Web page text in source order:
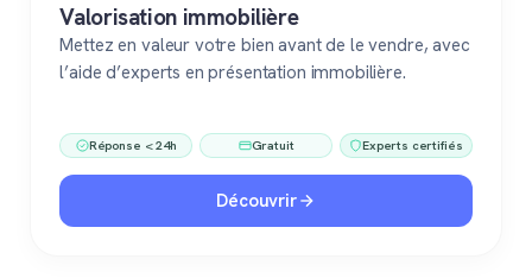
Valorisation immobilière
Mettez en valeur votre bien avant de le vendre, avec
l’aide d’experts en présentation immobilière.
Réponse < 24h Gratuit Experts certifiés
Découvrir